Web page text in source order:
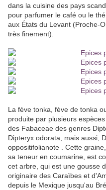
dans la cuisine des pays
pour parfumer le café ou le
aux États du Levant (Proche-
très finement).
La fève tonka, fève de tonka
produite par plusieurs
des Fabaceae des genres
Dipteryx odorata, mais aussi,
oppositifolianote . Cette
sa teneur en coumarine, est
cet arbre, qui est une gousse
originaire des Caraïbes et
depuis le Mexique jusqu'au